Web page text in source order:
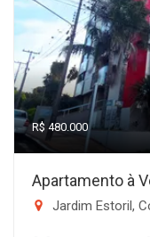
R$ 480.000
Apartamento à
Jardim Estoril,